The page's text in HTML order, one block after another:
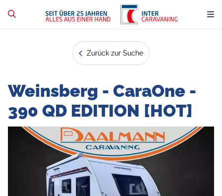
Zurück zur Suche
Weinsberg - CaraOne -
390 QD EDITION [HOT]